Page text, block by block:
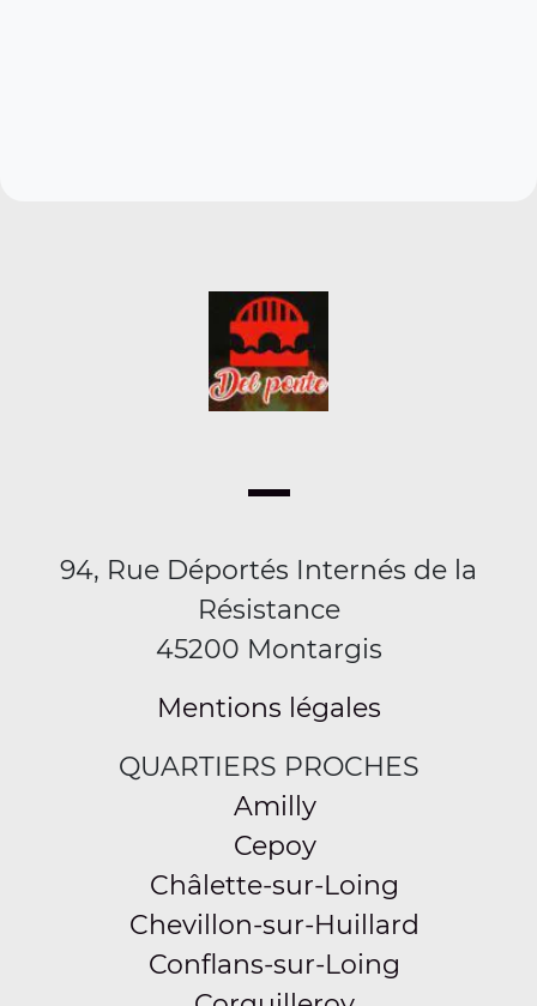
94, Rue Déportés Internés de la
Résistance
45200 Montargis
Mentions légales
QUARTIERS PROCHES
Amilly
Cepoy
Châlette-sur-Loing
Chevillon-sur-Huillard
Conflans-sur-Loing